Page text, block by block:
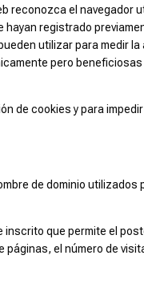
reconozca el navegador
registrado
utilizar para medir
pero
de cookies y para
de dominio utilizados
que permite el
el número de